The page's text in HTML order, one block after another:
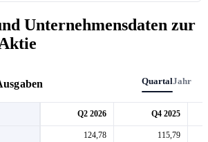
Unternehmensdaten zur
QuartalJahr
Q2 2026 Q4 2025
124,78
115,79